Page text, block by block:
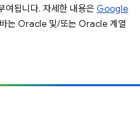
여됩니다. 자세한 내용은 Google
는 Oracle 및/또는 Oracle 계열